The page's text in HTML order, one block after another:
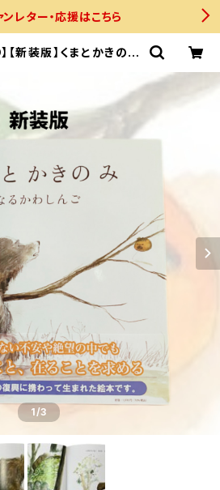
ンレター・応援はこちら
【新装版】くまとかきのみ
1/3